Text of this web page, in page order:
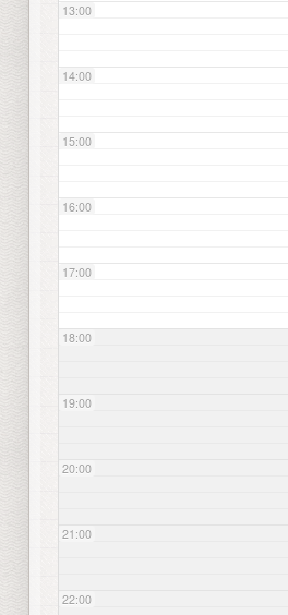
13:00
14:00
15:00
16:00
17:00
18:00
19:00
20:00
21:00
22:00